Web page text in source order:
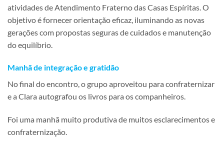
atividades de Atendimento Fraterno das Casas Espíritas. O
objetivo é fornecer orientação eficaz, iluminando as novas
gerações com propostas seguras de cuidados e manutenção
do equilíbrio.
Manhã de integração e gratidão
No final do encontro, o grupo aproveitou para confraternizar
e a Clara autografou os livros para os companheiros.
Foi uma manhã muito produtiva de muitos esclarecimentos e
confraternização.